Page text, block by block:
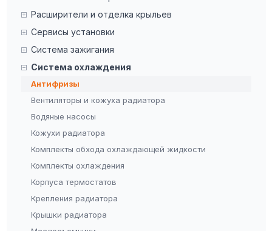
Расширители и отделка крыльев
Сервисы установки
Система зажигания
Система охлаждения
Антифризы
Вентиляторы и кожуха радиатора
Водяные насосы
Кожухи радиатора
Комплекты обхода охлаждающей жидкости
Комплекты охлаждения
Корпуса термостатов
Крепления радиатора
Крышки радиатора